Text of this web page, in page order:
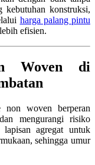
kebutuhan konstruksi,
harga palang pintu
efisien.
Woven di
woven berperan
mengurangi risiko
agregat untuk
sehingga umur